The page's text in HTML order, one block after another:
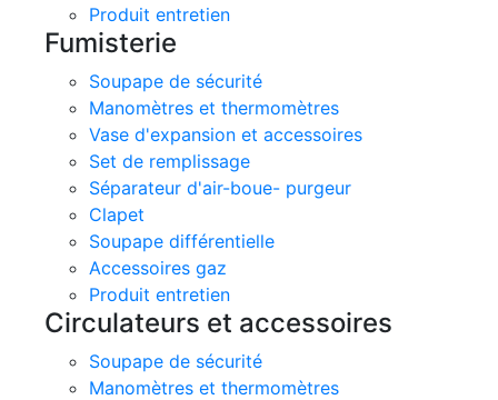
Produit entretien
Fumisterie
Soupape de sécurité
Manomètres et thermomètres
Vase d'expansion et accessoires
Set de remplissage
Séparateur d'air-boue- purgeur
Clapet
Soupape différentielle
Accessoires gaz
Produit entretien
Circulateurs et accessoires
Soupape de sécurité
Manomètres et thermomètres